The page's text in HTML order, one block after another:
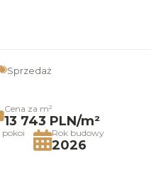
Sprzedaż
Cena za m²
13 743 PLN/m²
pokoi Rok budowy
2026